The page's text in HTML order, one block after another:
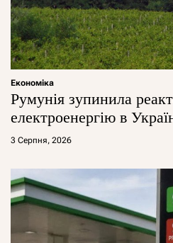
Економіка
Румунія зупинила
електроенергію в
3 Серпня, 2026